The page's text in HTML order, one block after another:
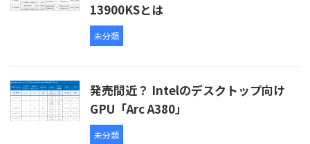
13900KSとは
未分類
発売間近？ Intelのデスクトップ向け
GPU「Arc A380」
未分類